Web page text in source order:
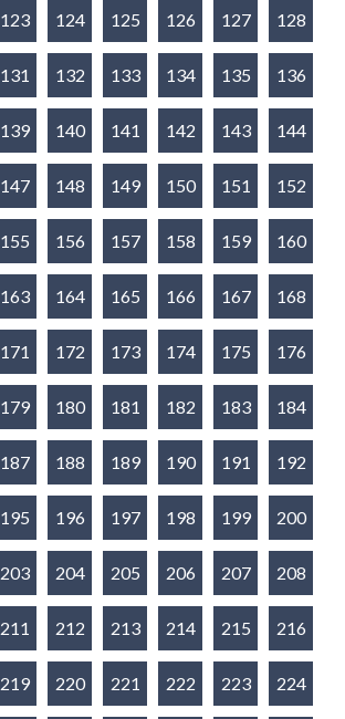
123 124 125 126 127 128
131 132 133 134 135 136
139 140 141 142 143 144
147 148 149 150 151 152
155 156 157 158 159 160
163 164 165 166 167 168
171 172 173 174 175 176
179 180 181 182 183 184
187 188 189 190 191 192
195 196 197 198 199 200
203 204 205 206 207 208
211 212 213 214 215 216
219 220 221 222 223 224